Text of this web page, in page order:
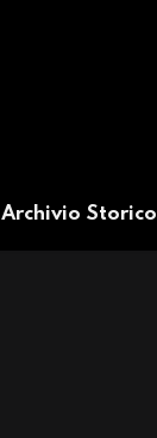
Archivio Storico